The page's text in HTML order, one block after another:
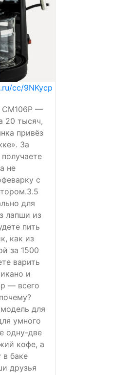
cc/9NKycp
CM106P —
20 тысяч,
привёз
За
не
с
для
лапши из
пить
как из
за 1500
варить
и
— всего
для
умного
одну-две
кофе, а
в баке
друзья